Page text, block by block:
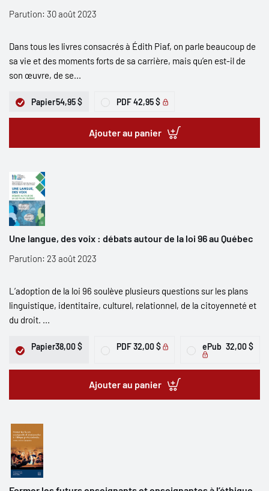
Parution: 30 août 2023
Dans tous les livres consacrés à Édith Piaf, on parle beaucoup de
sa vie et des moments forts de sa carrière, mais qu’en est-il de
son œuvre, de se...
Papier54,95 $ PDF 42,95 $
Ajouter au panier
Une langue, des voix : débats autour de la loi 96 au Québec
Parution: 23 août 2023
L’adoption de la loi 96 soulève plusieurs questions sur les plans
linguistique, identitaire, culturel, relationnel, de la citoyenneté et
du droit. ...
Papier38,00 $ PDF32,00 $ ePub 32,00 $
Ajouter au panier